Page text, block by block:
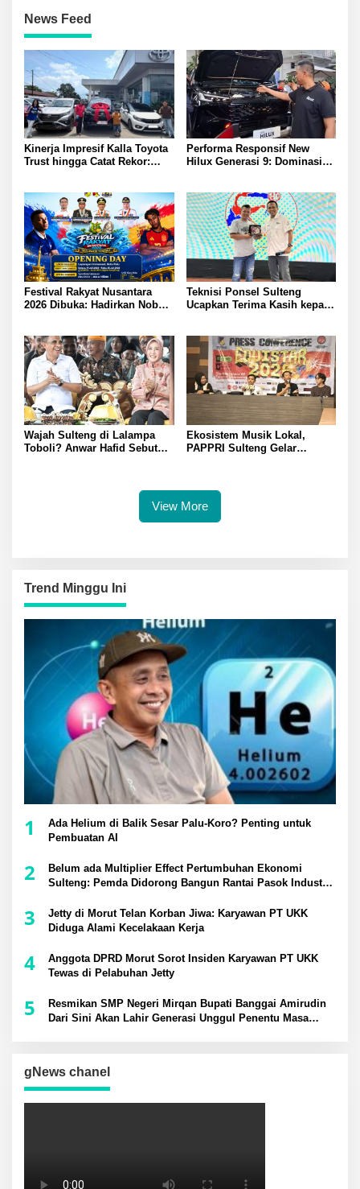
News Feed
Kinerja Impresif Kalla Toyota
Trust hingga Catat Rekor:
Performa Responsif New
Hilux Generasi 9: Dominasi
Festival Rakyat Nusantara
2026 Dibuka: Hadirkan Nobar
Teknisi Ponsel Sulteng
Ucapkan Terima Kasih kepada
Wajah Sulteng di Lalampa
Toboli? Anwar Hafid Sebut
Ekosistem Musik Lokal,
PAPPRI Sulteng Gelar
View More
Trend Minggu Ini
1
Ada Helium di Balik Sesar Palu-Koro? Penting untuk
Pembuatan AI
2
Belum ada Multiplier Effect Pertumbuhan Ekonomi
Sulteng: Pemda Didorong Bangun Rantai Pasok Industri
3
Jetty di Morut Telan Korban Jiwa: Karyawan PT UKK
Diduga Alami Kecelakaan Kerja
4
Anggota DPRD Morut Sorot Insiden Karyawan PT UKK
Tewas di Pelabuhan Jetty
5
Resmikan SMP Negeri Mirqan Bupati Banggai Amirudin
Dari Sini Akan Lahir Generasi Unggul Penentu Masa
gNews chanel